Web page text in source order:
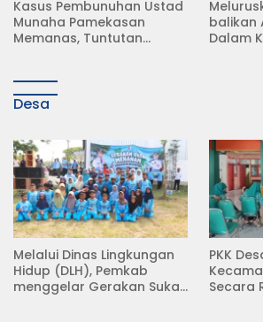
Meluruskan Penjungkir-
balikan Akal Sehat Ahli
Dalam Kasus Ijasah
Surat
Debt
Desa
Melalui Dinas Lingkungan
Hidup (DLH), Pemkab
menggelar Gerakan Suka
PKK
Secara